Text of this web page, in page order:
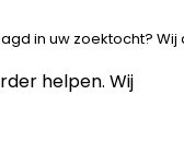
in uw zoektocht?
helpen. Wij